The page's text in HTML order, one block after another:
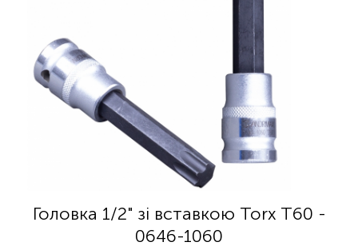
Головка 1/2" зі вставкою Torx T60 -
0646-1060